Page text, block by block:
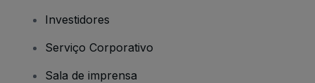
Investidores
Serviço Corporativo
Sala de imprensa